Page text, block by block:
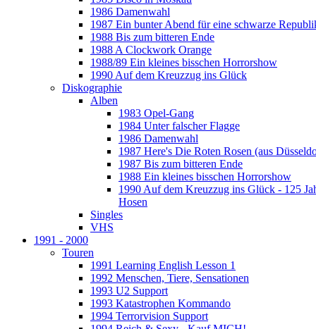
1986 Damenwahl
1987 Ein bunter Abend für eine schwarze
1988 Bis zum bitteren Ende
1988 A Clockwork Orange
1988/89 Ein kleines bisschen Horrorshow
1990 Auf dem Kreuzzug ins Glück
Diskographie
Alben
1983 Opel-Gang
1984 Unter falscher Flagge
1986 Damenwahl
1987 Here's Die Roten Rosen (aus
1987 Bis zum bitteren Ende
1988 Ein kleines bisschen Horrorshow
1990 Auf dem Kreuzzug ins Glück - 125
Hosen
Singles
VHS
1991 - 2000
Touren
1991 Learning English Lesson 1
1992 Menschen, Tiere, Sensationen
1993 U2 Support
1993 Katastrophen Kommando
1994 Terrorvision Support